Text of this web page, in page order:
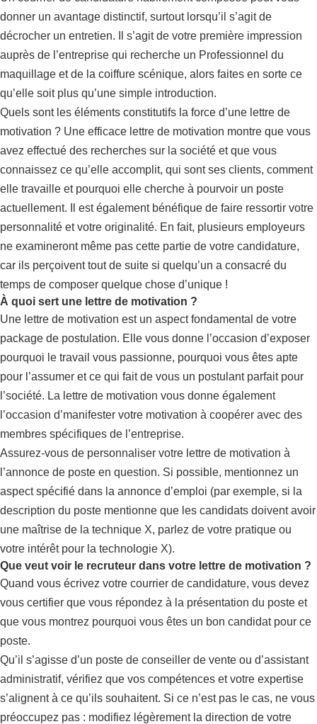
donner un avantage distinctif, surtout lorsqu’il s’agit de
décrocher un entretien. Il s’agit de votre première impression
auprès de l’entreprise qui recherche un Professionnel du
maquillage et de la coiffure scénique, alors faites en sorte ce
qu’elle soit plus qu’une simple introduction.
Quels sont les éléments constitutifs la force d’une lettre de
motivation ? Une efficace lettre de motivation montre que vous
avez effectué des recherches sur la société et que vous
connaissez ce qu’elle accomplit, qui sont ses clients, comment
elle travaille et pourquoi elle cherche à pourvoir un poste
actuellement. Il est également bénéfique de faire ressortir votre
personnalité et votre originalité. En fait, plusieurs employeurs
ne examineront même pas cette partie de votre candidature,
car ils perçoivent tout de suite si quelqu’un a consacré du
temps de composer quelque chose d’unique !
À quoi sert une lettre de motivation ?
Une lettre de motivation est un aspect fondamental de votre
package de postulation. Elle vous donne l’occasion d’exposer
pourquoi le travail vous passionne, pourquoi vous êtes apte
pour l’assumer et ce qui fait de vous un postulant parfait pour
l’société. La lettre de motivation vous donne également
l’occasion d’manifester votre motivation à coopérer avec des
membres spécifiques de l’entreprise.
Assurez-vous de personnaliser votre lettre de motivation à
l’annonce de poste en question. Si possible, mentionnez un
aspect spécifié dans la annonce d’emploi (par exemple, si la
description du poste mentionne que les candidats doivent avoir
une maîtrise de la technique X, parlez de votre pratique ou
votre intérêt pour la technologie X).
Que veut voir le recruteur dans votre lettre de motivation ?
Quand vous écrivez votre courrier de candidature, vous devez
vous certifier que vous répondez à la présentation du poste et
que vous montrez pourquoi vous êtes un bon candidat pour ce
poste.
Qu’il s’agisse d’un poste de conseiller de vente ou d’assistant
administratif, vérifiez que vos compétences et votre expertise
s’alignent à ce qu’ils souhaitent. Si ce n’est pas le cas, ne vous
préoccupez pas : modifiez légèrement la direction de votre